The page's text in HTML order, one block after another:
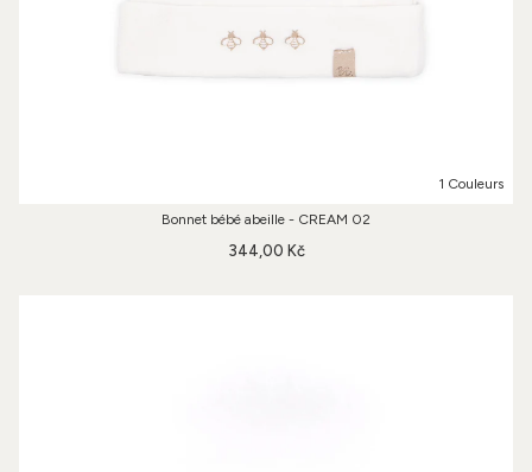
1 Couleurs
Bonnet bébé abeille - CREAM 02
344,00 Kč